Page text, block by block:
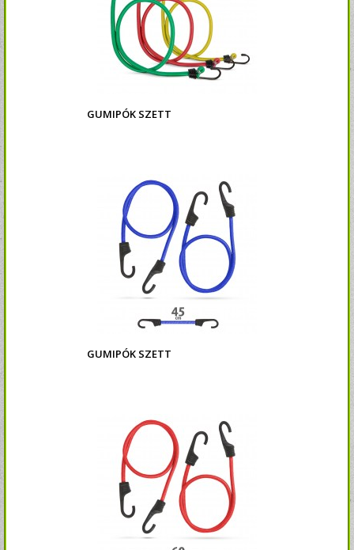
GUMIPÓK SZETT
GUMIPÓK SZETT